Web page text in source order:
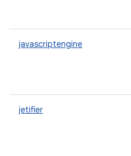
javascriptengine
jetifier